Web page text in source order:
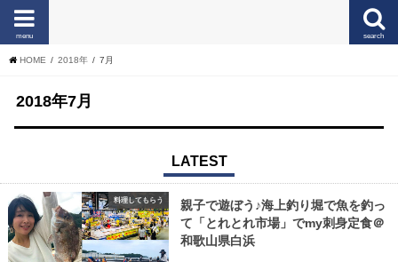
search
menu
HOME 2018年 7月
2018年7月
LATEST
料理してもらう
親子で遊ぼう♪海上釣り堀で魚を釣っ
て「とれとれ市場」でmy刺身定食＠
和歌山県白浜